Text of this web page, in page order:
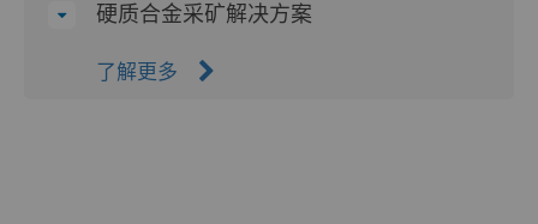
硬质合金采矿解决方案
了解更多